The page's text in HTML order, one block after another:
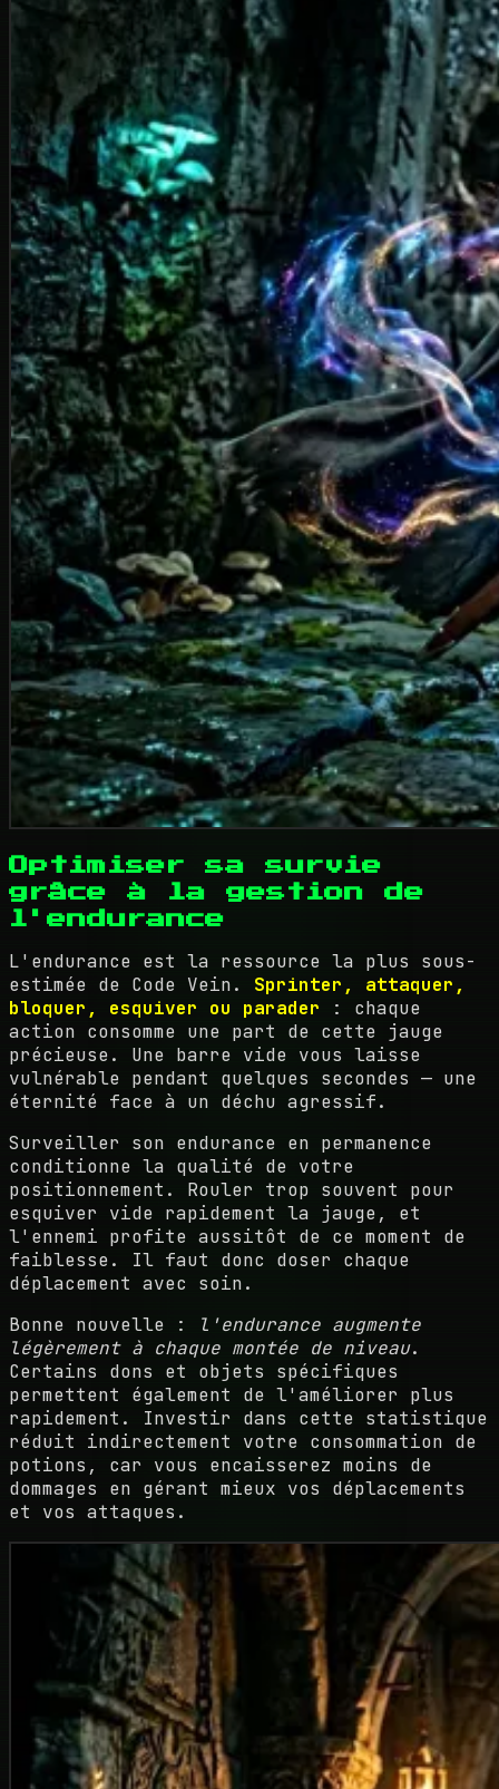
Optimiser sa survie
grâce à la gestion de
l'endurance
L'endurance est la ressource la plus sous-
estimée de Code Vein. Sprinter, attaquer,
bloquer, esquiver ou parader : chaque
action consomme une part de cette jauge
précieuse. Une barre vide vous laisse
vulnérable pendant quelques secondes — une
éternité face à un déchu agressif.
Surveiller son endurance en permanence
conditionne la qualité de votre
positionnement. Rouler trop souvent pour
esquiver vide rapidement la jauge, et
l'ennemi profite aussitôt de ce moment de
faiblesse. Il faut donc doser chaque
déplacement avec soin.
Bonne nouvelle :
l'endurance augmente
légèrement à chaque montée de niveau.
Certains dons et objets spécifiques
permettent également de l'améliorer plus
rapidement. Investir dans cette statistique
réduit indirectement votre consommation de
potions, car vous encaisserez moins de
dommages en gérant mieux vos déplacements
et vos attaques.